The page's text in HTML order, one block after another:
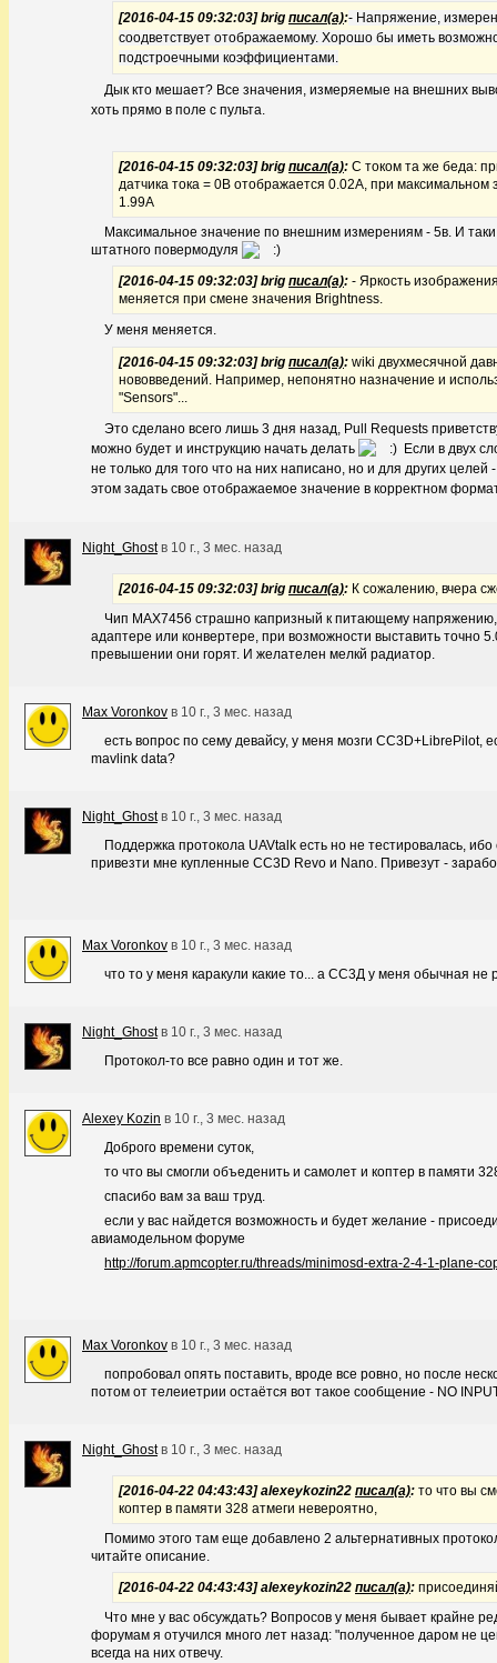
[2016-04-15 09:32:03] brig писал(а):- Напряжение,
соодветствует отображаемому. Хорошо бы иметь
подстроечными коэффициентами.
Дык кто мешает? Все значения, измеряемые на внешних
хоть прямо в поле с пульта.
[2016-04-15 09:32:03] brig писал(а): С током та же беда:
датчика тока = 0В отображается 0.02А, при
1.99А
Максимальное значение по внешним измерениям - 5в. И
штатного повермодуля
[2016-04-15 09:32:03] brig писал(а): - Яркость
меняется при смене значения Brightness.
У меня меняется.
[2016-04-15 09:32:03] brig писал(а): wiki двухмесячной
нововведений. Например, непонятно назначение и
"Sensors"...
Это сделано всего лишь 3 дня назад, Pull Requests
можно будет и инструкцию начать делать
Если в двух
не только для того что на них написано, но и для других
этом задать свое отображаемое значение в корректном
Night_Ghostв 10 г., 3 мес. назад
[2016-04-15 09:32:03] brig писал(а): К сожалению, вчера
Чип MAX7456 страшно капризный к питающему
адаптере или конвертере, при возможности выставить точно
превышении они горят. И желателен мелкй радиатор.
Max Voronkov в 10 г., 3 мес. назад
есть вопрос по сему девайсу, у меня мозги CC3D+LibrePilot,
mavlink data?
Night_Ghostв 10 г., 3 мес. назад
Поддержка протокола UAVtalk есть но не тестировалась,
привезти мне купленные CC3D Revo и Nano. Привезут -
Max Voronkov в 10 г., 3 мес. назад
что то у меня каракули какие то... а СС3Д у меня обычная не
Night_Ghostв 10 г., 3 мес. назад
Протокол-то все равно один и тот же.
Alexey Kozin в 10 г., 3 мес. назад
Доброго времени суток,
то что вы смогли объеденить и самолет и коптер в памяти
спасибо вам за ваш труд.
если у вас найдется возможность и будет желание -
авиамодельном форуме
http://forum.apmcopter.ru/threads/minimosd-extra-2-4-1-plane-
Max Voronkov в 10 г., 3 мес. назад
попробовал опять поставить, вроде все ровно, но после
потом от телеиетрии остаётся вот такое сообщение - NO
Night_Ghostв 10 г., 3 мес. назад
[2016-04-22 04:43:43] alexeykozin22 писал(а): то что вы
коптер в памяти 328 атмеги невероятно,
Помимо этого там еще добавлено 2 альтернативных
читайте описание.
[2016-04-22 04:43:43] alexeykozin22 писал(а):
Что мне у вас обсуждать? Вопросов у меня бывает крайне
форумам я отучился много лет назад: "полученное даром не
всегда на них отвечу.